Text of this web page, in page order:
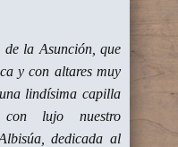
de la Asunción, que
y con altares muy
lindísima capilla
con lujo nuestro
dedicada al